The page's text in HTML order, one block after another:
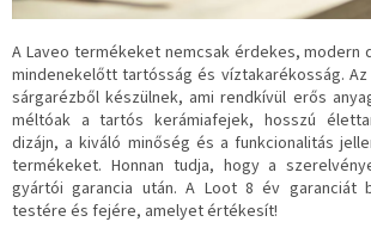
A Laveo termékeket nemcsak érdekes, modern
mindenekelőtt tartósság és víztakarékosság.
sárgarézből készülnek, ami rendkívül erős
méltóak a tartós kerámiafejek, hosszú
dizájn, a kiváló minőség és a funkcionalitás
termékeket. Honnan tudja, hogy a
gyártói garancia után.A Loot 8 év garanciát
testére és fejére, amelyet értékesít!